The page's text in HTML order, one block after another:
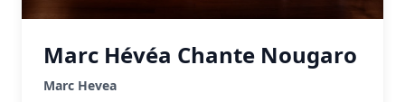
Marc Hévéa Chante Nougaro
Marc Hevea